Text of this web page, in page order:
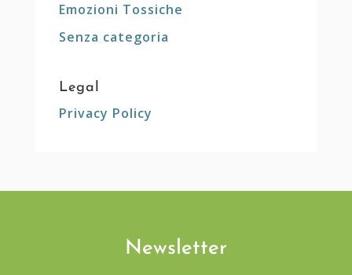
Emozioni Tossiche
Senza categoria
Legal
Privacy Policy
Newsletter